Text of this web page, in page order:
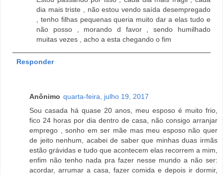
dia mais triste , não estou vendo saída desempregado
, tenho filhas pequenas queria muito dar a elas tudo e
não posso , morando d favor , sendo humilhado
muitas vezes , acho a esta chegando o fim
Responder
Anônimo quarta-feira, julho 19, 2017
Sou casada há quase 20 anos, meu esposo é muito frio,
fico 24 horas por dia dentro de casa, não consigo arranjar
emprego , sonho em ser mãe mas meu esposo não quer
de jeito nenhum, acabei de saber que minhas duas irmãs
estão grávidas e tudo que acontecem elas recorrem a mim,
enfim não tenho nada pra fazer nesse mundo a não ser:
acordar, arrumar a casa, fazer comida e depois ir dormir,